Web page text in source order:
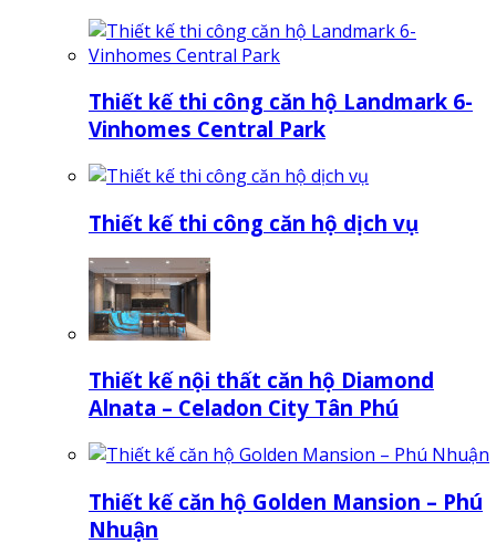
Thiết kế thi công căn hộ Landmark 6-
Vinhomes Central Park
Thiết kế thi công căn hộ dịch vụ
Thiết kế nội thất căn hộ Diamond
Alnata – Celadon City Tân Phú
Thiết kế căn hộ Golden Mansion – Phú
Nhuận